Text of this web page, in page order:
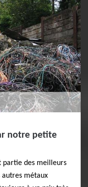
notre petite
partie des meilleurs
autres métaux